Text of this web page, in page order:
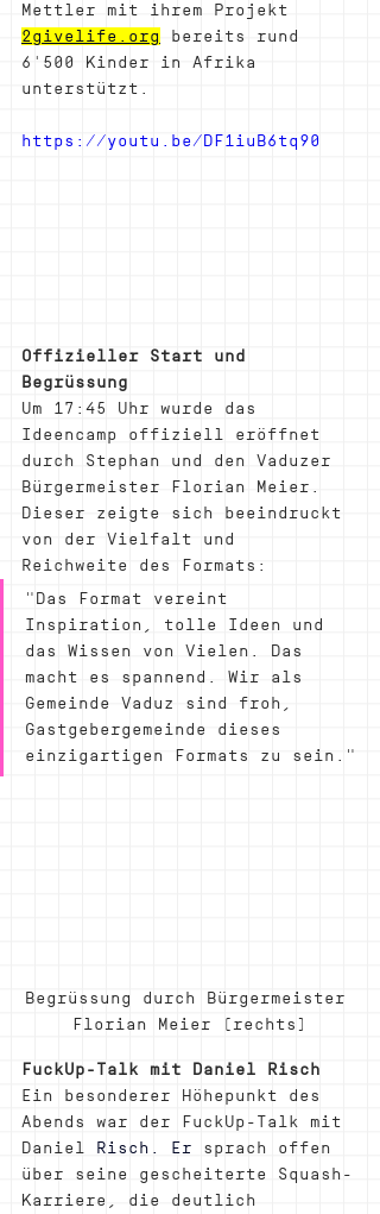
Mettler mit ihrem Projekt
2givelife.org
bereits rund
6'500 Kinder in Afrika
unterstützt.
https://youtu.be/DF1iuB6tq90
Offizieller Start und
Begrüssung
Um 17:45 Uhr wurde das
Ideencamp offiziell eröffnet
durch Stephan und den Vaduzer
Bürgermeister Florian Meier.
Dieser zeigte sich beeindruckt
von der Vielfalt und
Reichweite des Formats:
"Das Format vereint
Inspiration, tolle Ideen und
das Wissen von Vielen. Das
macht es spannend. Wir als
Gemeinde Vaduz sind froh,
Gastgebergemeinde dieses
einzigartigen Formats zu sein."
Begrüssung durch Bürgermeister
Florian Meier (rechts)
FuckUp-Talk mit Daniel Risch
Ein besonderer Höhepunkt des
Abends war der FuckUp-Talk mit
Daniel
Risch. Er
sprach offen
über seine gescheiterte Squash-
Karriere, die deutlich